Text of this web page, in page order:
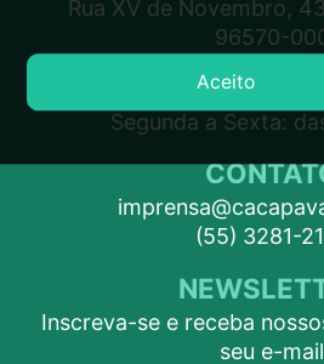
Rua XV de Novembro,
96570-
Segunda a Sexta:
(55) 3281-
Inscreva-se e receba
seu e-mail
Aceito